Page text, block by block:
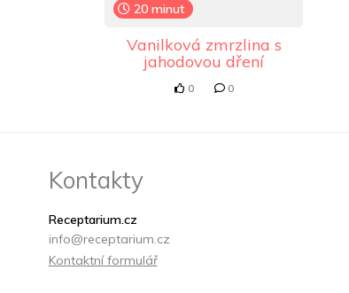
20 minut
Vanilková zmrzlina s
jahodovou dření
0 0
Kontakty
Receptarium.cz
info@receptarium.cz
Kontaktní formulář